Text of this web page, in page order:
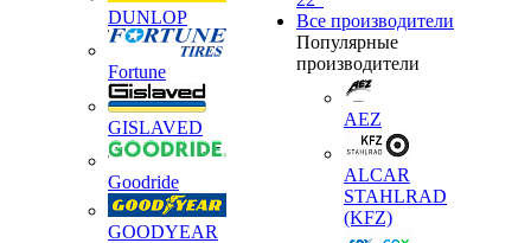
DUNLOP
Fortune
GISLAVED
Goodride
GOODYEAR
Все производители
Популярные
производители
AEZ
ALCAR
STAHLRAD
(KFZ)